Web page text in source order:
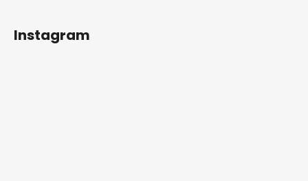
Instagram